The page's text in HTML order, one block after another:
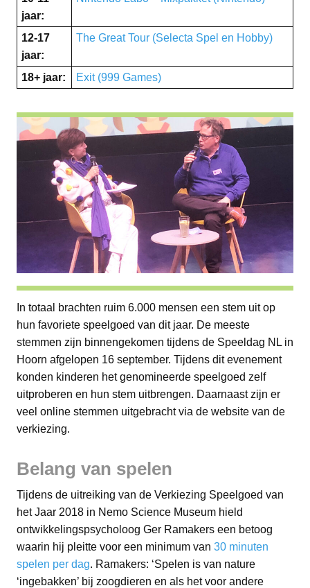
jaar:
12-17
jaar:
The Great Tour (Selecta Spel en Hobby)
18+ jaar: Exit (999 Games)
In totaal brachten ruim 6.000 mensen een stem uit op
hun favoriete speelgoed van dit jaar. De meeste
stemmen zijn binnengekomen tijdens de Speeldag NL in
Hoorn afgelopen 16 september. Tijdens dit evenement
konden kinderen het genomineerde speelgoed zelf
uitproberen en hun stem uitbrengen. Daarnaast zijn er
veel online stemmen uitgebracht via de website van de
verkiezing.
Belang van spelen
Tijdens de uitreiking van de Verkiezing Speelgoed van
het Jaar 2018 in Nemo Science Museum hield
ontwikkelingspsycholoog Ger Ramakers een betoog
waarin hij pleitte voor een minimum van 30 minuten
spelen per dag. Ramakers: ‘Spelen is van nature
‘ingebakken’ bij zoogdieren en als het voor andere